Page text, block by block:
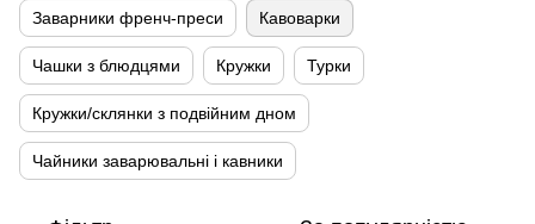
Заварники френч-преси Кавоварки
Чашки з блюдцями Кружки Турки
Кружки/склянки з подвійним дном
Чайники заварювальні і кавники